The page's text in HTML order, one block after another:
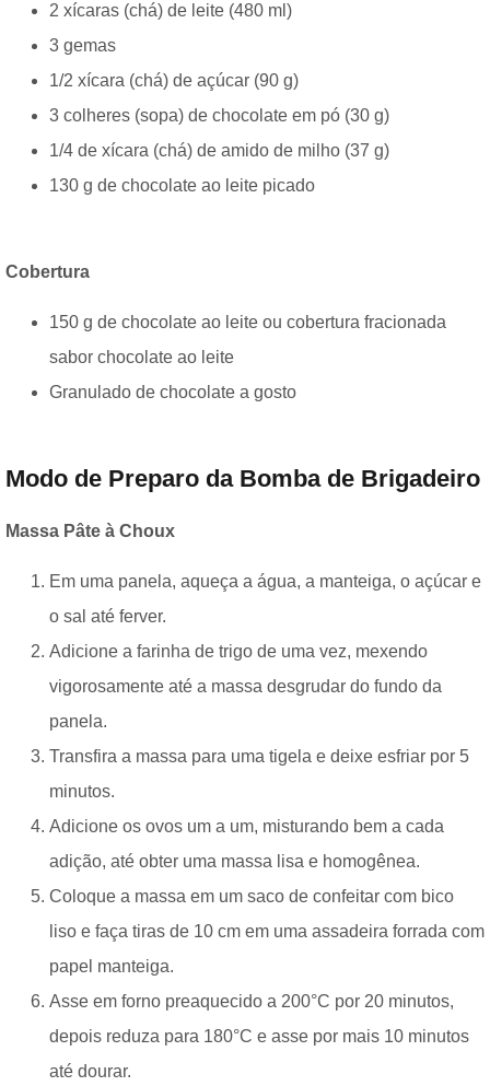
2 xícaras (chá) de leite (480 ml)
3 gemas
1/2 xícara (chá) de açúcar (90 g)
3 colheres (sopa) de chocolate em pó (30 g)
1/4 de xícara (chá) de amido de milho (37 g)
130 g de chocolate ao leite picado
Cobertura
150 g de chocolate ao leite ou cobertura fracionada
sabor chocolate ao leite
Granulado de chocolate a gosto
Modo de Preparo da Bomba de Brigadeiro
Massa Pâte à Choux
Em uma panela, aqueça a água, a manteiga, o açúcar e
o sal até ferver.
Adicione a farinha de trigo de uma vez, mexendo
vigorosamente até a massa desgrudar do fundo da
panela.
Transfira a massa para uma tigela e deixe esfriar por 5
minutos.
Adicione os ovos um a um, misturando bem a cada
adição, até obter uma massa lisa e homogênea.
Coloque a massa em um saco de confeitar com bico
liso e faça tiras de 10 cm em uma assadeira forrada com
papel manteiga.
Asse em forno preaquecido a 200°C por 20 minutos,
depois reduza para 180°C e asse por mais 10 minutos
até dourar.